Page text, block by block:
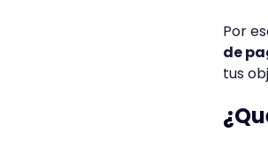
Por
de
tus